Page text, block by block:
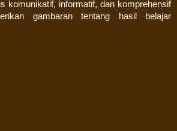
komunikatif, informatif, dan komprehensif
gambaran tentang hasil belajar